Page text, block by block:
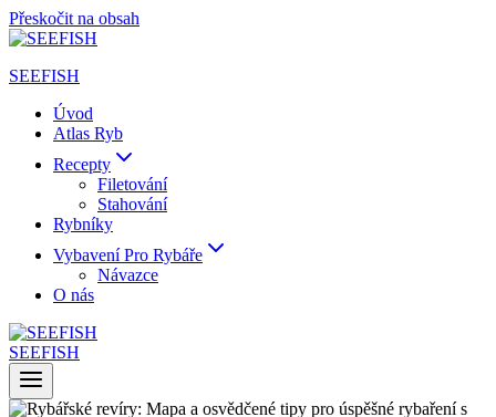
Přeskočit na obsah
SEEFISH
Úvod
Atlas Ryb
Recepty
Filetování
Stahování
Rybníky
Vybavení Pro Rybáře
Návazce
O nás
SEEFISH